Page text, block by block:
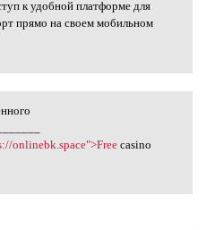
к удобной платформе для
прямо на своем мобильном
onlinebk.space">Freecasino